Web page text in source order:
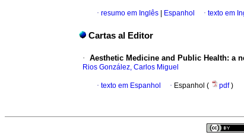
· resumo em Inglês Espanhol · texto em
Cartas al Editor
· Aesthetic Medicine and Public Health: a
Rios González, Carlos Miguel
· texto em Espanhol · Espanhol ( pdf)